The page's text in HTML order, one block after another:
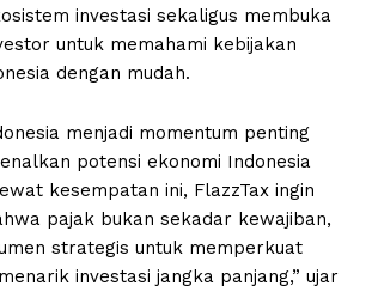
investasi sekaligus membuka
untuk memahami kebijakan
dengan mudah.
menjadi momentum penting
potensi ekonomi Indonesia
kesempatan ini, FlazzTax ingin
pajak bukan sekadar kewajiban,
strategis untuk memperkuat
investasi jangka panjang,” ujar